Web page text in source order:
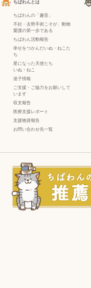
ちばわんとは
ちばわんの「趣旨」
不妊・去勢手術こそが、動物
愛護の第一歩である
ちばわん活動報告
幸せをつかんだいぬ・ねこた
ち
星になった天使たち
いぬ ・ ねこ
迷子情報
ご支援・ご協力をお願いして
います
収支報告
医療支援レポート
支援物資報告
お問い合わせ先一覧